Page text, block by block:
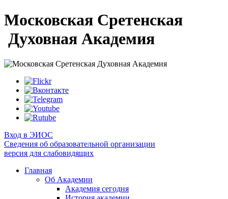
Московская Сретенская
Духовная Академия
Вход в ЭИОС
Сведения об образовательной организации
версия для слабовидящих
Главная
Об Академии
Академия сегодня